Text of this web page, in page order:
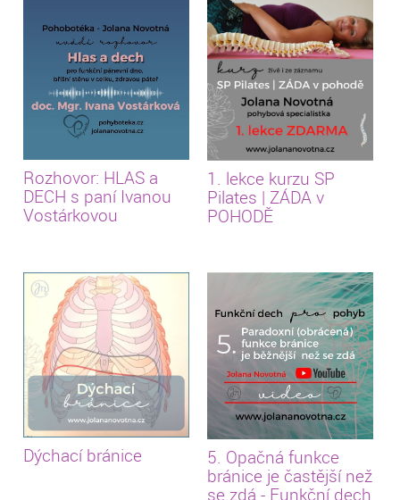
Rozhovor: HLAS a
DECH s paní Ivanou
Vostárkovou
1. lekce kurzu SP
Pilates | ZÁDA v
POHODĚ
Dýchací bránice
5. Opačná funkce
bránice je častější než
se zdá - Funkční dech